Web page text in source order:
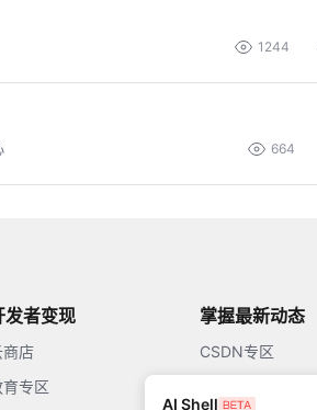
1244
664
发者变现
商店
育专区
掌握最新动态
CSDN专区
AI Shell